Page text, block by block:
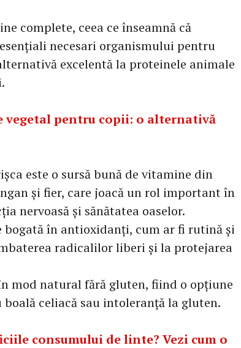
complete, ceea ce înseamnă că
necesari organismului pentru
excelentă la proteinele animale
vegetal pentru copii: o alternativă
este o sursă bună de vitamine din
și fier, care joacă un rol important în
nervoasă și sănătatea oaselor.
în antioxidanți, cum ar fi rutină și
radicalilor liberi și la protejarea
mod natural fără gluten, fiind o opțiune
celiacă sau intoleranță la gluten.
consumului de linte? Vezi cum o